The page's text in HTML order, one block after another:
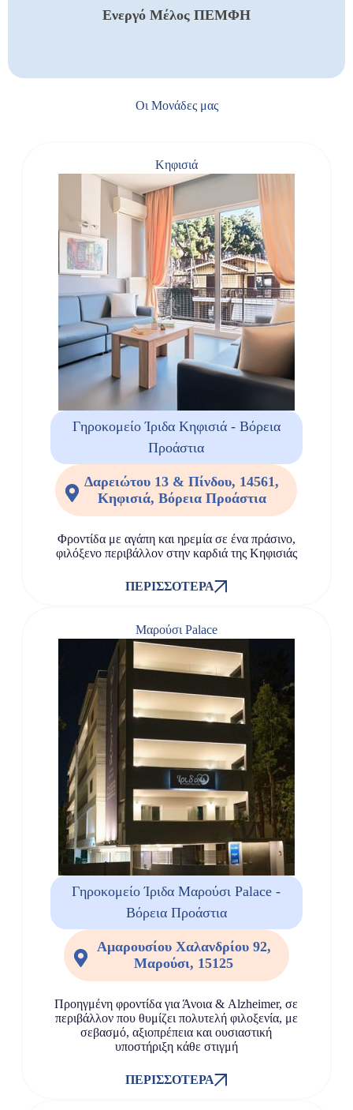
Ενεργό Μέλος ΠΕΜΦΗ
Οι Μονάδες μας
Κηφισιά
Γηροκομείο Ίριδα Κηφισιά - Βόρεια
Προάστια
Δαρειώτου 13 & Πίνδου, 14561,
Κηφισιά, Βόρεια Προάστια
Φροντίδα με αγάπη και ηρεμία σε ένα πράσινο,
φιλόξενο περιβάλλον στην καρδιά της Κηφισιάς
ΠΕΡΙΣΣΌΤΕΡΑ
Μαρούσι Palace
Γηροκομείο Ίριδα Μαρούσι Palace -
Βόρεια Προάστια
Αμαρουσίου Χαλανδρίου 92,
Μαρούσι, 15125
Προηγμένη φροντίδα για Άνοια & Alzheimer, σε
περιβάλλον που θυμίζει πολυτελή φιλοξενία, με
σεβασμό, αξιοπρέπεια και ουσιαστική
υποστήριξη κάθε στιγμή
ΠΕΡΙΣΣΌΤΕΡΑ